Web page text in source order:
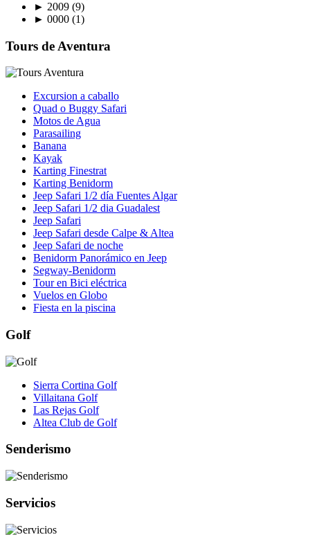
► 2009 (9)
► 0000 (1)
Tours de Aventura
Excursion a caballo
Quad o Buggy Safari
Motos de Agua
Parasailing
Banana
Kayak
Karting Finestrat
Karting Benidorm
Jeep Safari 1/2 día Fuentes Algar
Jeep Safari 1/2 dia Guadalest
Jeep Safari
Jeep Safari desde Calpe & Altea
Jeep Safari de noche
Benidorm Panorámico en Jeep
Segway-Benidorm
Tour en Bici eléctrica
Vuelos en Globo
Fiesta en la piscina
Golf
Sierra Cortina Golf
Villaitana Golf
Las Rejas Golf
Altea Club de Golf
Senderismo
Servicios